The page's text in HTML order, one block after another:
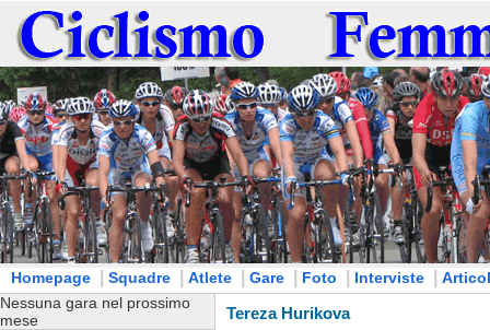
Homepage Squadre Atlete Gare Foto Interviste
Nessuna gara nel prossimo
mese
Tereza Hurikova